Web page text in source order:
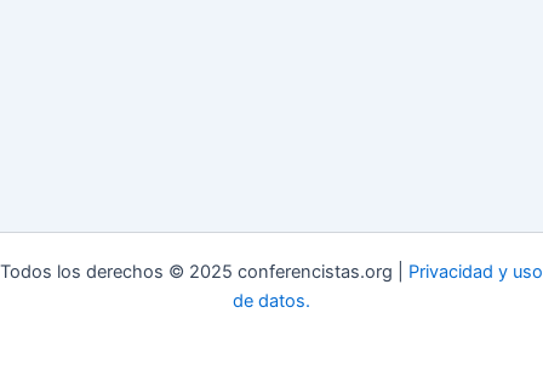
Todos los derechos © 2025 conferencistas.org | Privacidad y uso
de datos.